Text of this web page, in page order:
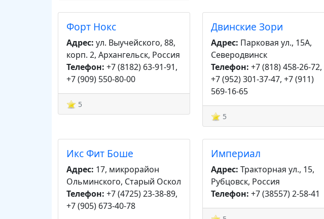
Форт Нокс
Адрес: ул. Выучейского, 88,
корп. 2, Архангельск, Россия
Телефон: +7 (8182) 63-91-91,
+7 (909) 550-80-00
5
Двинские Зори
Адрес: Парковая ул., 15А,
Северодвинск
Телефон: +7 (818) 458-26-72,
+7 (952) 301-37-47, +7 (911)
569-16-65
5
Икс Фит Боше
Адрес: 17, микрорайон
Ольминского, Старый Оскол
Телефон: +7 (4725) 23-38-89,
+7 (905) 673-40-78
Империал
Адрес: Тракторная ул., 15,
Рубцовск, Россия
Телефон: +7 (38557) 2-58-41